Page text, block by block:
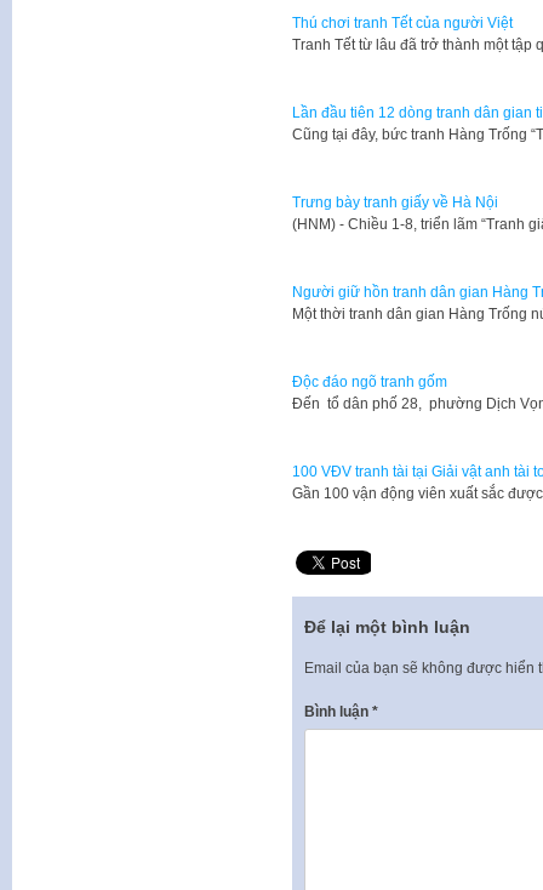
Thú chơi tranh Tết của người Việt
Tranh Tết từ lâu đã trở thành một
Lần đầu tiên 12 dòng tranh dân gian
Cũng tại đây, bức tranh Hàng Trống
Trưng bày tranh giấy về Hà Nội
(HNM) - Chiều 1-8, triển lãm “Tranh
Người giữ hồn tranh dân gian Hàng
Một thời tranh dân gian Hàng Trống
Độc đáo ngõ tranh gốm
Đến tổ dân phố 28, phường Dịch
100 VĐV tranh tài tại Giải vật anh tài
Gần 100 vận động viên xuất sắc
Để lại một bình luận
Email của bạn sẽ không được hiển
Bình luận *